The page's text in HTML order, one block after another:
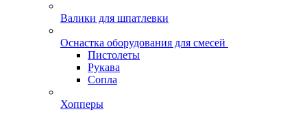
Валики для шпатлевки
Оснастка оборудования для смесей
Пистолеты
Рукава
Сопла
Хопперы